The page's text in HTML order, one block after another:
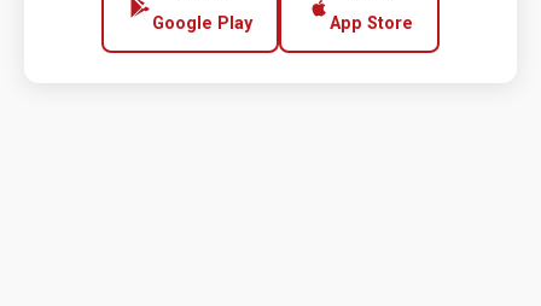
Google Play App Store